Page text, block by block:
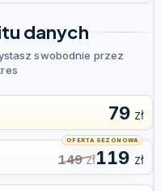
danych
swobodnie przez
79 zł
OFERTA SEZONOWA
149zł119 zł